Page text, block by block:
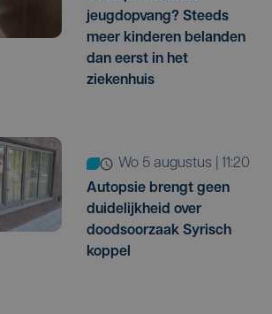
jeugdopvang? Steeds
meer kinderen belanden
dan eerst in het
ziekenhuis
wo 5 augustus | 11:20
Autopsie brengt geen
duidelijkheid over
doodsoorzaak Syrisch
koppel